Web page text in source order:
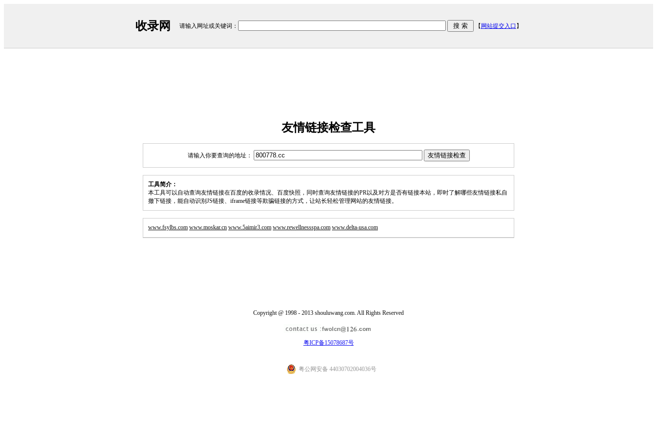
收录网 请输入网址或关键词： 【 网站提交入口 】
友情链接检查工具
请输入你要查询的地址：
工具简介：
本工具可以自动查询友情链接在百度的收录情况、百度快照，同时查询友情链接的PR以及对方是否有链接本站，即时了解哪些友情链接私自
撤下链接，能自动识别JS链接、iframe链接等欺骗链接的方式，让站长轻松管理网站的友情链接。
www.fsylbs.com www.moskar.cn www.5aimir3.com www.rewellnessspa.com www.delta-usa.com
Copyright @ 1998 - 2013 shouluwang.com. All Rights Reserved
粤ICP备15078687号
粤公网安备 44030702004036号